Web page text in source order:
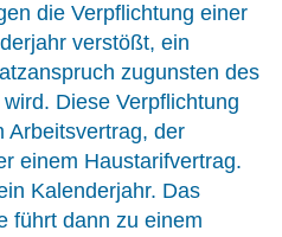
die Verpflichtung einer
verstößt, ein
zugunsten des
Diese Verpflichtung
Arbeitsvertrag, der
einem Haustarifvertrag.
Kalenderjahr. Das
führt dann zu einem